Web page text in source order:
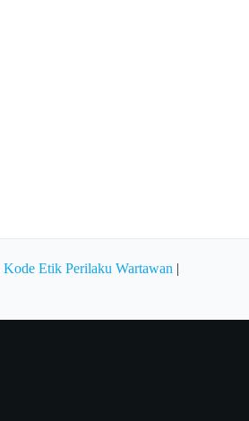
Kode Etik Perilaku Wartawan |